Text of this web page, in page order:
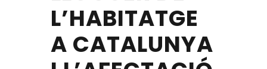
L’HABITATGE
A CATALUNYA